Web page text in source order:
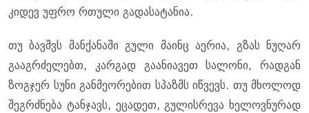
კიდევ უფრო რთული გადასატანია.
თუ ბავშვს მანქანაში გული მაინც აერია, გზას ნუღარ
გააგრძელებთ, კარგად გაანიავეთ სალონი, რადგან
ზოგჯერ სუნი განმეორებით სპაზმს იწვევს. თუ მხოლოდ
შეგრძნება ტანჯავს, ეცადეთ, გულისრევა ხელოვნურად